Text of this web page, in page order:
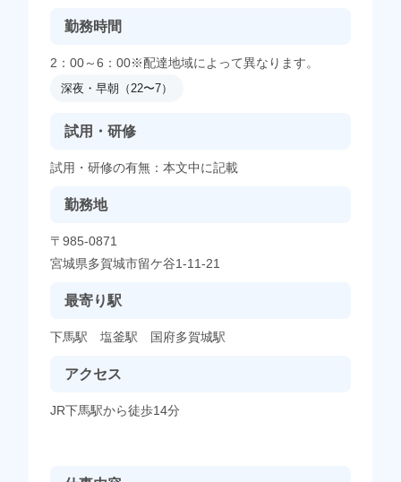
勤務時間
2：00～6：00※配達地域によって異なります。
深夜・早朝（22〜7）
試用・研修
試用・研修の有無：本文中に記載
勤務地
〒985-0871
宮城県多賀城市留ケ谷1-11-21
最寄り駅
下馬駅 塩釜駅 国府多賀城駅
アクセス
JR下馬駅から徒歩14分